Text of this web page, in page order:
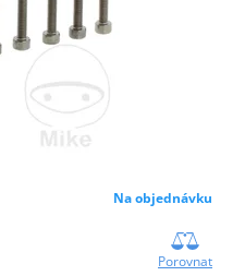
Na objednávku
Porovnat